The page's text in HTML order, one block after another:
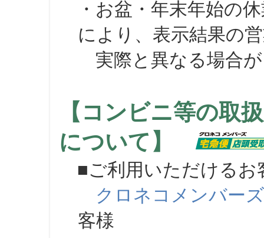
・お盆・年末年始の
により、表示結果の
実際と異なる場合が
【コンビニ等の取
について】
■ご利用いただけるお
クロネコメンバーズ
客様